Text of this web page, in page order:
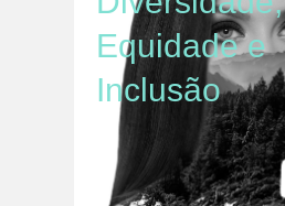
Equidade e
Inclusão